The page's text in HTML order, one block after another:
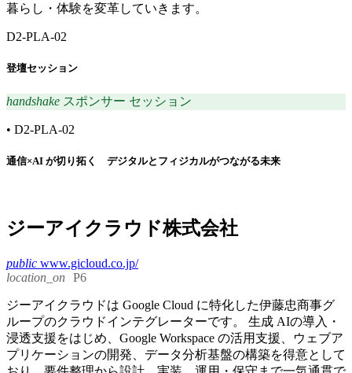
暮らし・体験を変革していきます。
D2-PLA-02
登壇セッション
handshake スポンサー セッション
• D2-PLA-02
通信×AI が切り拓く デジタルとフィジカルがつながる未来
ジーアイクラウド株式会社
public www.gicloud.co.jp/
location_on P6
ジーアイクラウドは Google Cloud に特化した伊藤忠商事グ
ループのクラウドインテグレーターです。 生成 AIの導入・
浸透支援をはじめ、Google Workspace の活用支援、ウェブア
プリケーションの開発、データ分析基盤の構築を得意として